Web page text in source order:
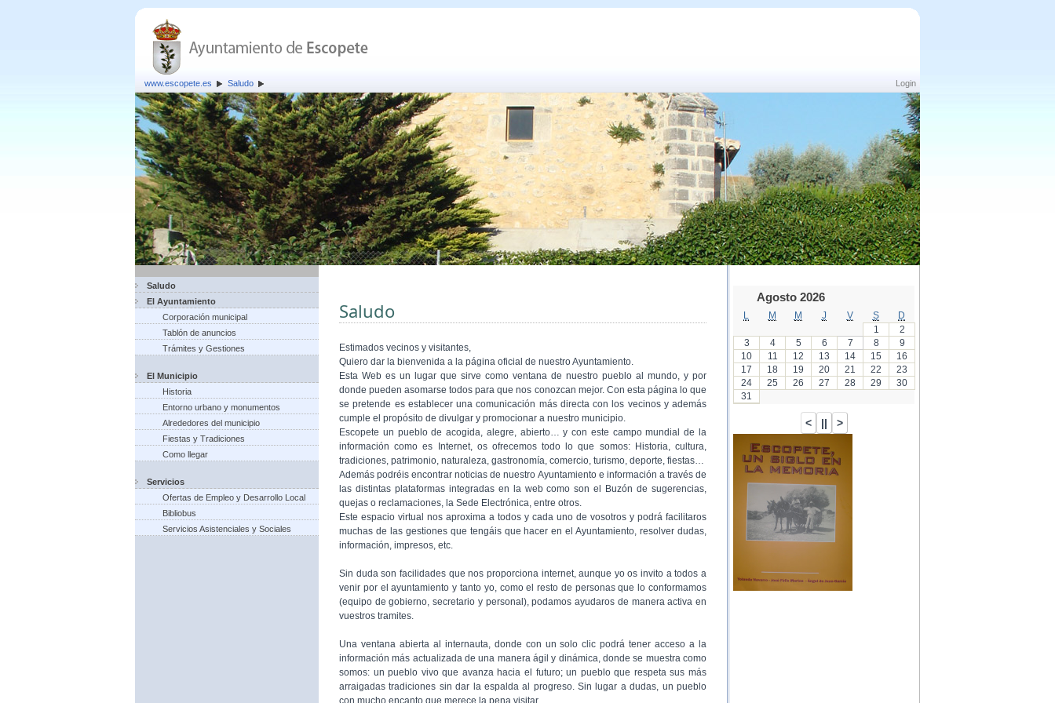
Login
www.escopete.es Saludo
Saludo
El Ayuntamiento
Corporación municipal
Tablón de anuncios
Trámites y Gestiones
El Municipio
Historia
Entorno urbano y monumentos
Alrededores del municipio
Fiestas y Tradiciones
Como llegar
Servicios
Ofertas de Empleo y Desarrollo Local
Bibliobus
Servicios Asistenciales y Sociales
Saludo
Estimados vecinos y visitantes,
Quiero dar la bienvenida a la página oficial de nuestro Ayuntamiento.
Esta Web es un lugar que sirve como ventana de nuestro pueblo al mundo, y por
donde pueden asomarse todos para que nos conozcan mejor. Con esta página lo que
se pretende es establecer una comunicación más directa con los vecinos y además
cumple el propósito de divulgar y promocionar a nuestro municipio.
Escopete un pueblo de acogida, alegre, abierto… y con este campo mundial de la
información como es Internet, os ofrecemos todo lo que somos: Historia, cultura,
tradiciones, patrimonio, naturaleza, gastronomía, comercio, turismo, deporte, fiestas…
Además podréis encontrar noticias de nuestro Ayuntamiento e información a través de
las distintas plataformas integradas en la web como son el Buzón de sugerencias,
quejas o reclamaciones, la Sede Electrónica, entre otros.
Este espacio virtual nos aproxima a todos y cada uno de vosotros y podrá facilitaros
muchas de las gestiones que tengáis que hacer en el Ayuntamiento, resolver dudas,
información, impresos, etc.
Sin duda son facilidades que nos proporciona internet, aunque yo os invito a todos a
venir por el ayuntamiento y tanto yo, como el resto de personas que lo conformamos
(equipo de gobierno, secretario y personal), podamos ayudaros de manera activa en
vuestros tramites.
Una ventana abierta al internauta, donde con un solo clic podrá tener acceso a la
información más actualizada de una manera ágil y dinámica, donde se muestra como
somos: un pueblo vivo que avanza hacia el futuro; un pueblo que respeta sus más
arraigadas tradiciones sin dar la espalda al progreso. Sin lugar a dudas, un pueblo
con mucho encanto que merece la pena visitar.
Agosto 2026
M M J V S
D
1
2
3
4 5 6 7 8
9
10
11 12 13 14 15
16
17
18 19 20 21 22
23
24
25 26 27 28 29
30
31